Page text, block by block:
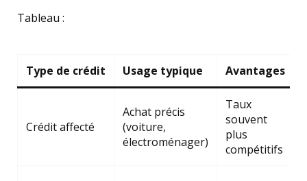
Tableau :
Type de crédit Usage typique Avantages
Crédit affecté
Achat précis
(voiture,
électroménager)
Taux
souvent
plus
compétitifs